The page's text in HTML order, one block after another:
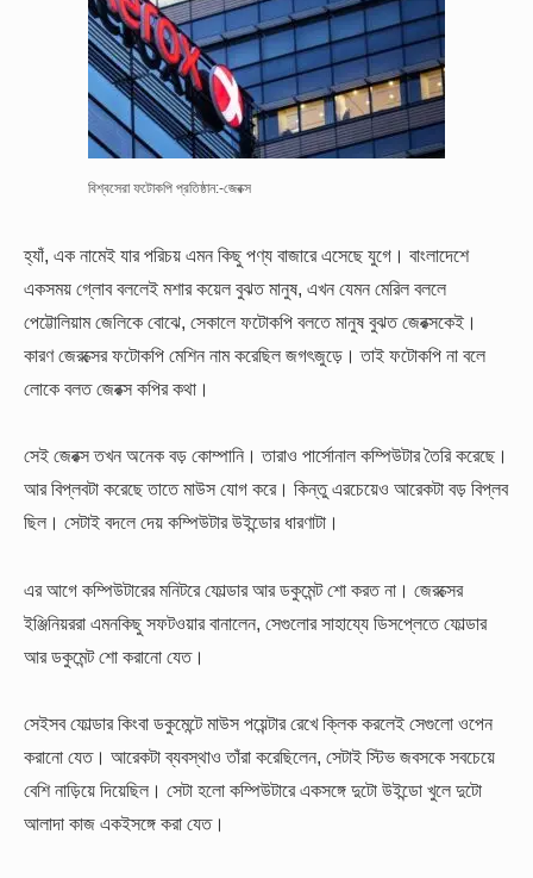
বিশ্বসেরা ফটোকপি প্রতিষ্ঠান:-জেরক্স
হ্যাঁ, এক নামেই যার পরিচয় এমন কিছু পণ্য বাজারে এসেছে যুগে। বাংলাদেশে
একসময় গ্লোব বললেই মশার কয়েল বুঝত মানুষ, এখন যেমন মেরিল বললে
পেট্টোলিয়াম জেলিকে বোঝে, সেকালে ফটোকপি বলতে মানুষ বুঝত জেরক্সকেই।
কারণ জেরক্সের ফটোকপি মেশিন নাম করেছিল জগৎজুড়ে। তাই ফটোকপি না বলে
লোকে বলত জেরক্স কপির কথা।
সেই জেরক্স তখন অনেক বড় কোম্পানি। তারাও পার্সোনাল কম্পিউটার তৈরি করেছে।
আর বিপ্লবটা করেছে তাতে মাউস যোগ করে। কিন্তু এরচেয়েও আরেকটা বড় বিপ্লব
ছিল। সেটাই বদলে দেয় কম্পিউটার উইন্ডোর ধারণাটা।
এর আগে কম্পিউটারের মনিটরে ফোল্ডার আর ডকুমেন্ট শো করত না। জেরক্সের
ইঞ্জিনিয়ররা এমনকিছু সফটওয়ার বানালেন, সেগুলোর সাহায্যে ডিসপ্লেতে ফোল্ডার
আর ডকুমেন্ট শো করানো যেত।
সেইসব ফোল্ডার কিংবা ডকুমেন্টে মাউস পয়েন্টার রেখে ক্লিক করলেই সেগুলো ওপেন
করানো যেত। আরেকটা ব্যবস্থাও তাঁরা করেছিলেন, সেটাই স্টিভ জবসকে সবচেয়ে
বেশি নাড়িয়ে দিয়েছিল। সেটা হলো কম্পিউটারে একসঙ্গে দুটো উইন্ডো খুলে দুটো
আলাদা কাজ একইসঙ্গে করা যেত।